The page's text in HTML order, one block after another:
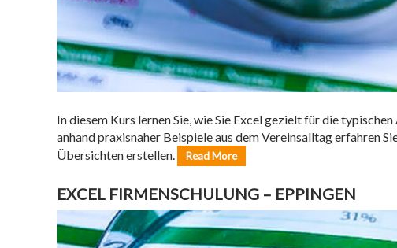
In diesem Kurs lernen Sie, wie Sie Excel gezielt für die
anhand praxisnaher Beispiele aus dem Vereinsalltag erfahren
Übersichten erstellen.
Read More
EXCEL FIRMENSCHULUNG – EPPINGEN